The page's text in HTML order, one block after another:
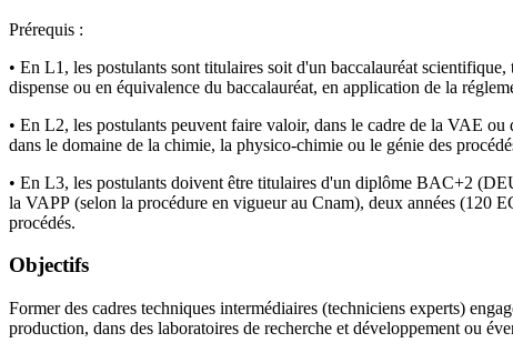
Prérequis :
• En L1, les postulants sont titulaires soit d'un baccalauréat
dispense ou en équivalence du baccalauréat, en application de la
• En L2, les postulants peuvent faire valoir, dans le cadre de la VAE
dans le domaine de la chimie, la physico-chimie ou le génie des
• En L3, les postulants doivent être titulaires d'un diplôme BAC+2
la VAPP (selon la procédure en vigueur au Cnam), deux années (120
procédés.
Objectifs
Former des cadres techniques intermédiaires (techniciens experts)
production, dans des laboratoires de recherche et développement ou